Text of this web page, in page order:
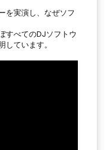
を実演し、なぜソフ
すべてのDJソフトウ
しています。